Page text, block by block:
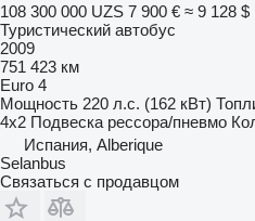
108 300 000 UZS 7 900 € ≈ 9 128 $
Туристический автобус
2009
751 423 км
Euro 4
Мощность 220 л.с. (162 кВт)
4x2 Подвеска рессора/пневмо
Испания, Alberique
Selanbus
Связаться с продавцом